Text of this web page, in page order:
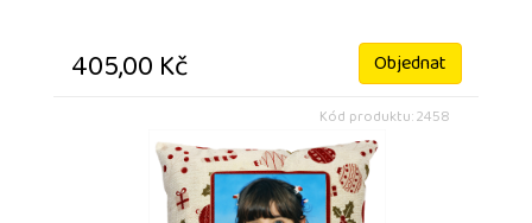
405,00 Kč Objednat
Kód produktu: 2458